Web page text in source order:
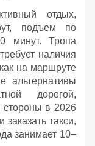
отдых,
подъем по
минут. Тропа
наличия
на маршруте
альтернативы
дорогой,
стороны в 2026
заказать такси,
занимает 10–